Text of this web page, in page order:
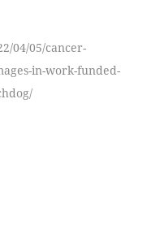
04/05/cancer-
in-work-funded-